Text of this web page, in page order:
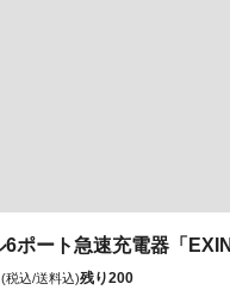
ポート急速充電器「
(税込/送料込)残り200